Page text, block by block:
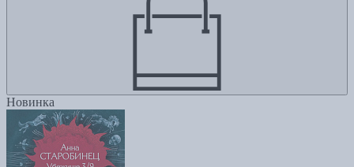
Новинка